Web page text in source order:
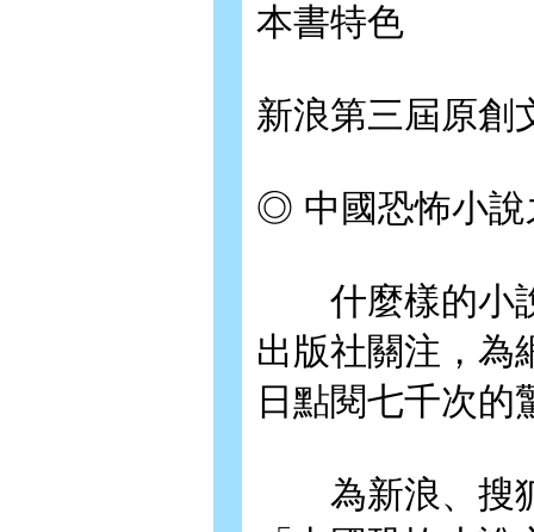
本書特色
新浪第三屆原創
◎ 中國恐怖小說
什麼樣的小說
出版社關注，為
日點閱七千次的
為新浪、搜狐